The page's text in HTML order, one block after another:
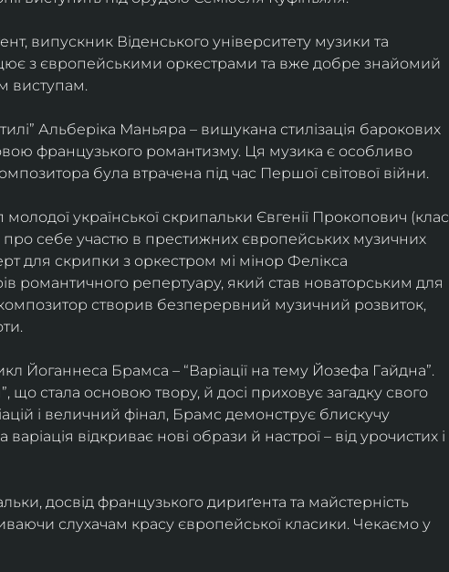
випускник Віденського університету музики та
з європейськими оркестрами та вже добре знайомий
виступам.
Альберіка Маньяра – вишукана стилізація барокових
французького романтизму. Ця музика є особливо
була втрачена під час Першої світової війни.
української скрипальки Євгенії Прокопович (клас
про себе участю в престижних європейських музичних
для скрипки з оркестром мі мінор Фелікса
романтичного репертуару, який став новаторським для
створив безперервний музичний розвиток,
Йоганнеса Брамса – “Варіації на тему Йозефа Гайдна”.
що стала основою твору, й досі приховує загадку свого
і величний фінал, Брамс демонструє блискучу
відкриває нові образи й настрої – від урочистих і
досвід французького дириґента та майстерність
слухачам красу європейської класики. Чекаємо у